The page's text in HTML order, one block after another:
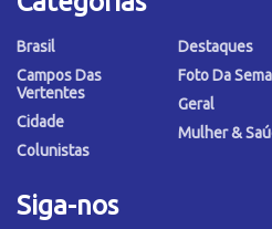
Brasil
Campos Das
Vertentes
Cidade
Colunistas
Destaques
Foto Da
Geral
Mulher &
Siga-nos